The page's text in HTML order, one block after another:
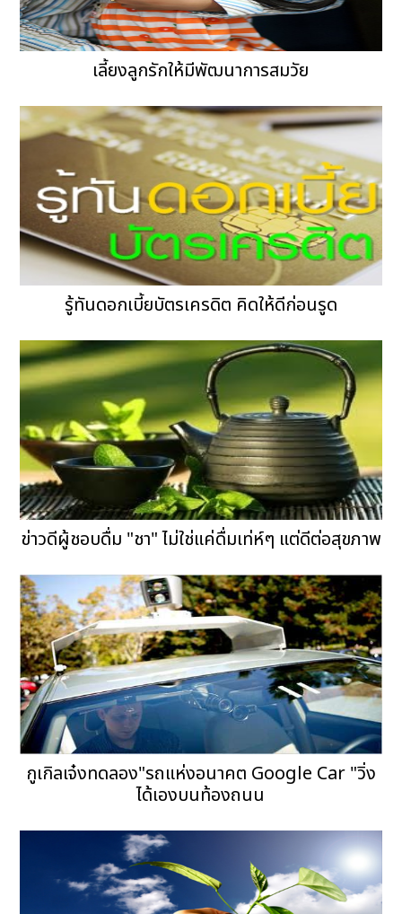
เลี้ยงลูกรักให้มีพัฒนาการสมวัย
รู้ทันดอกเบี้ยบัตรเครดิต คิดให้ดีก่อนรูด
ข่าวดีผู้ชอบดื่ม "ชา" ไม่ใช่แค่ดื่มเท่ห์ๆ แต่ดีต่อสุขภาพ
กูเกิลเจ๋งทดลอง"รถแห่งอนาคต Google Car "วิ่ง
ได้เองบนท้องถนน